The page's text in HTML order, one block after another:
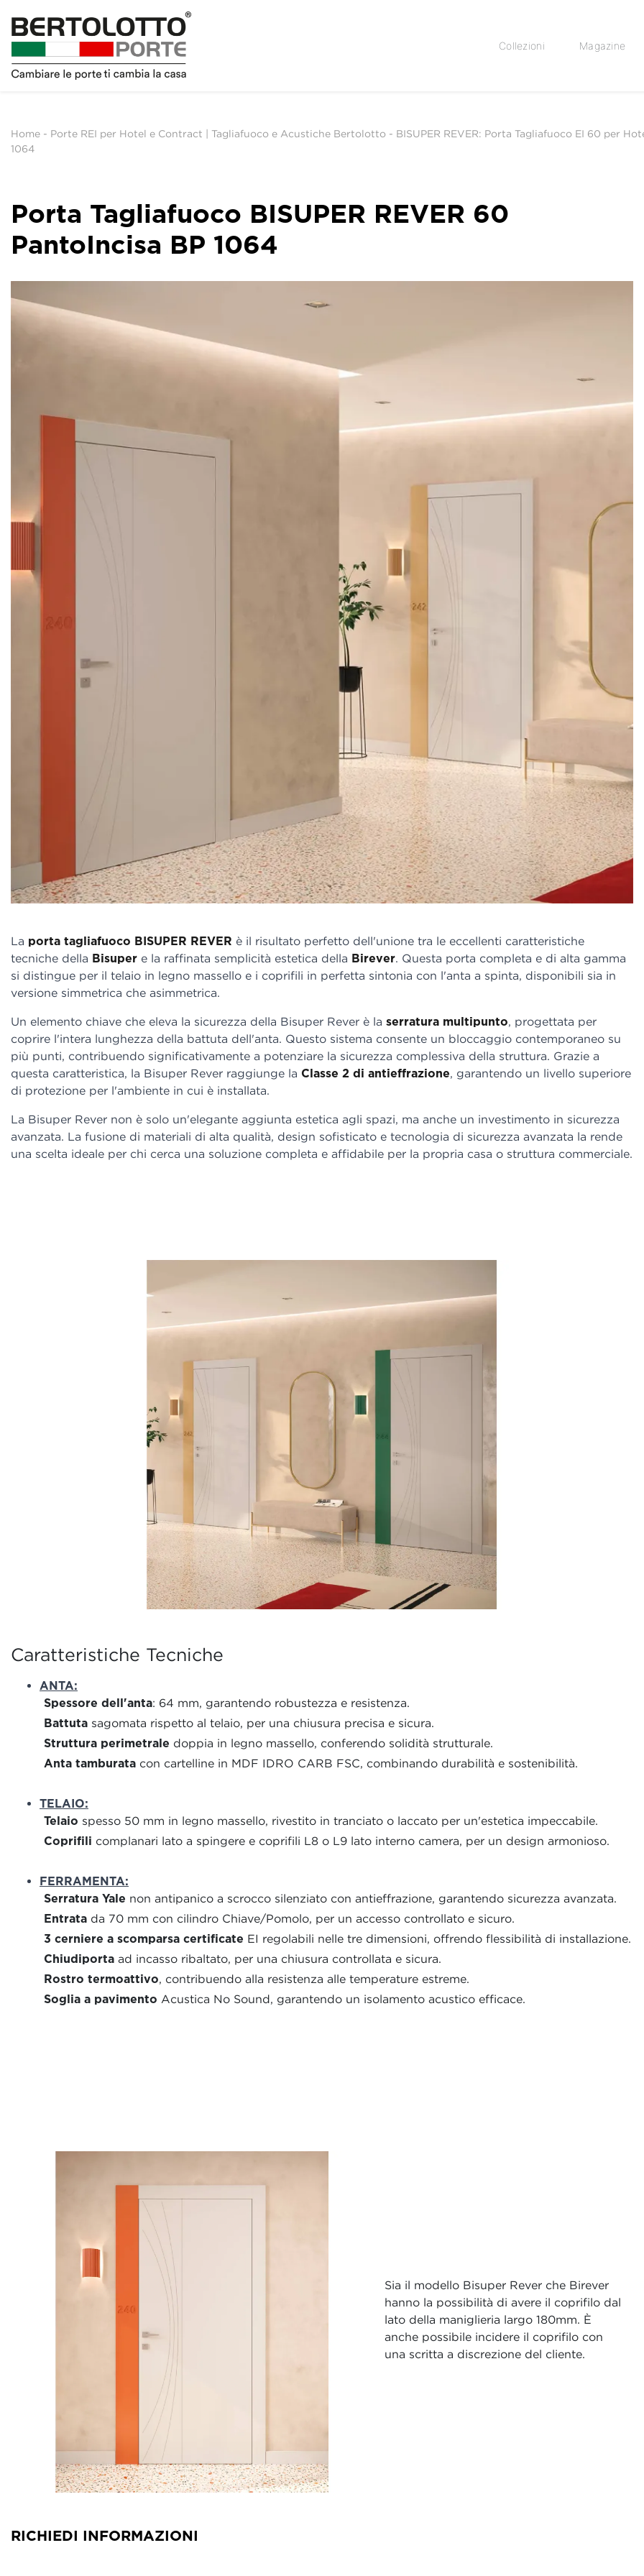
Collezioni Magazine
Home - Porte REI per Hotel e Contract | Tagliafuoco e Acustiche Bertolotto - BISUPER REVER: Porta Tagliafuoco EI 60 per
1064
Porta Tagliafuoco BISUPER REVER 60
PantoIncisa BP 1064
La porta tagliafuoco BISUPER REVER è il risultato perfetto dell'unione tra le eccellenti caratteristiche
tecniche della Bisuper e la raffinata semplicità estetica della Birever . Questa porta completa e di alta gamma
si distingue per il telaio in legno massello e i coprifili in perfetta sintonia con l'anta a spinta, disponibili sia in
versione simmetrica che asimmetrica.
Un elemento chiave che eleva la sicurezza della Bisuper Rever è la serratura multipunto , progettata per
coprire l'intera lunghezza della battuta dell'anta. Questo sistema consente un bloccaggio contemporaneo su
più punti, contribuendo significativamente a potenziare la sicurezza complessiva della struttura. Grazie a
questa caratteristica, la Bisuper Rever raggiunge la Classe 2 di antieffrazione , garantendo un livello superiore
di protezione per l'ambiente in cui è installata.
La Bisuper Rever non è solo un'elegante aggiunta estetica agli spazi, ma anche un investimento in sicurezza
avanzata. La fusione di materiali di alta qualità, design sofisticato e tecnologia di sicurezza avanzata la rende
una scelta ideale per chi cerca una soluzione completa e affidabile per la propria casa o struttura commerciale.
Caratteristiche Tecniche
ANTA:
Spessore dell'anta: 64 mm, garantendo robustezza e resistenza.
Battuta sagomata rispetto al telaio, per una chiusura precisa e sicura.
Struttura perimetrale doppia in legno massello, conferendo solidità strutturale.
Anta tamburata con cartelline in MDF IDRO CARB FSC, combinando durabilità e sostenibilità.
TELAIO:
Telaio spesso 50 mm in legno massello, rivestito in tranciato o laccato per un'estetica impeccabile.
Coprifili complanari lato a spingere e coprifili L8 o L9 lato interno camera, per un design armonioso.
FERRAMENTA:
Serratura Yale non antipanico a scrocco silenziato con antieffrazione, garantendo sicurezza avanzata.
Entrata da 70 mm con cilindro Chiave/Pomolo, per un accesso controllato e sicuro.
3 cerniere a scomparsa certificate EI regolabili nelle tre dimensioni, offrendo flessibilità di installazione.
Chiudiporta ad incasso ribaltato, per una chiusura controllata e sicura.
Rostro termoattivo, contribuendo alla resistenza alle temperature estreme.
Soglia a pavimento Acustica No Sound, garantendo un isolamento acustico efficace.
Sia il modello Bisuper Rever che Birever
hanno la possibilità di avere il coprifilo dal
lato della maniglieria largo 180mm. È
anche possibile incidere il coprifilo con
una scritta a discrezione del cliente.
RICHIEDI INFORMAZIONI